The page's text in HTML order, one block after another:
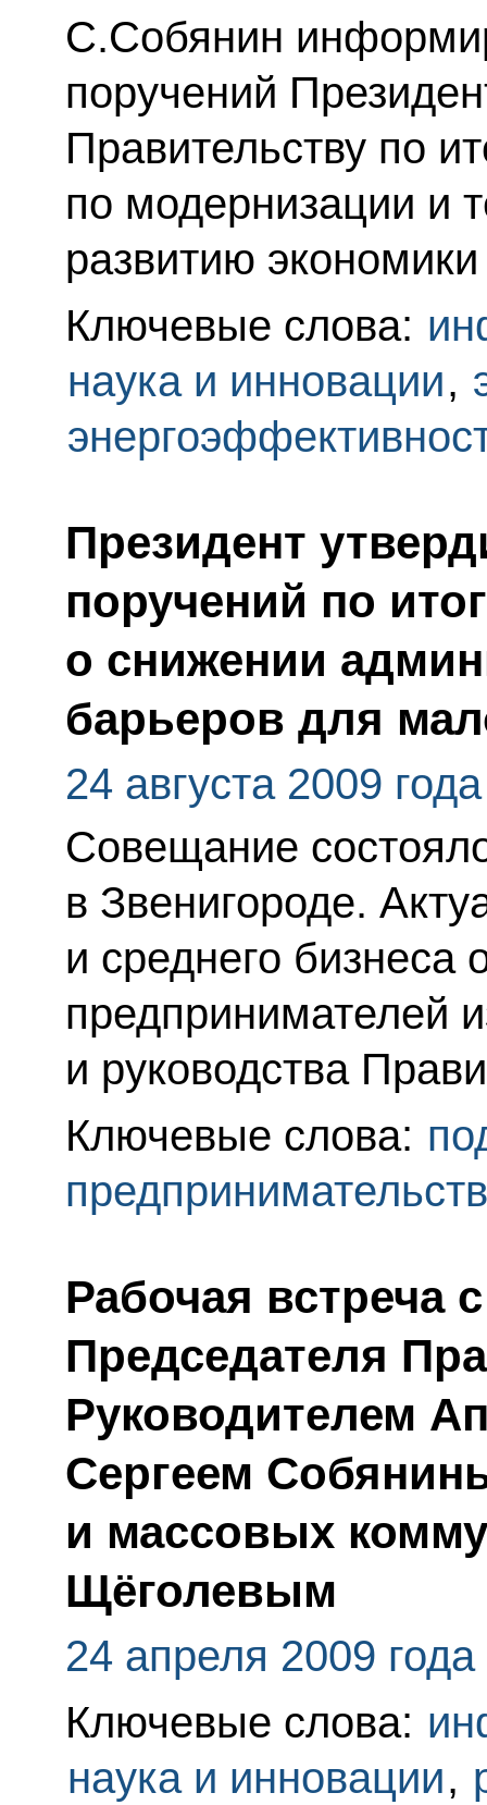
С.Собянин
поручений
Правительству по
по модернизации и
развитию
Ключевые слова:
наука и инновации,
Президент
поручений по
о снижении
барьеров для
24 августа 2009 года
Совещание
в Звенигороде.
и среднего бизнеса
предпринимателей
и руководства
Ключевые слова:
Рабочая встреча
Председателя
Руководителем
Сергеем
и массовых
Щёголевым
24 апреля 2009 года
Ключевые слова:
наука и инновации,